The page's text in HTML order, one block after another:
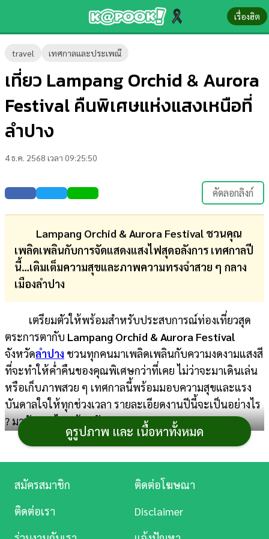
เรื่องฮิต
travel เทศกาลและประเพณี
เที่ยว Lampang Orchid & Aurora
Festival คืนพิเศษแห่งแสงเหนือที่
ลำปาง
4 ธ.ค. 2568 เวลา 09:25:50
คัดลอกลิงก์
Lampang Orchid & Aurora Festival ชวนคุณ
เพลิดเพลินกับการจัดแสดงแสงไฟสุดอลังการ เทศกาลปี
นี้…เติมเต็มความสุขและภาพความทรงจำสวย ๆ กลาง
เมืองลำปาง
เตรียมตัวให้พร้อมสำหรับประสบการณ์ท่องเที่ยวสุด
ตระการตากับ Lampang Orchid & Aurora Festival
จังหวัดลำปาง ชวนทุกคนมาเพลิดเพลินกับความงดงามแสงสี
ที่จะทำให้ค่ำคืนของคุณพิเศษกว่าที่เคย ไม่ว่าจะมาเดินเล่น
หรือเก็บภาพสวย ๆ เทศกาลนี้พร้อมมอบความสุขและแรง
บันดาลใจให้ทุกช่วงเวลา รายละเอียดงานปีนี้จะเป็นอย่างไร
? มาอัปเดตไปพร้อมกันเลย
Lampang Orchid &
Aurora Festival
ดูรูปภาพ และ เนื้อหาทั้งหมด
ข่าว-
ความ
รู้
บันเทิง
ตรวจ
หวย
บอล
สด
การ
การ
ศึกษา
บันเทิง
ดู
หนัง
สมัครสมาชิก
ติดต่อโฆษณา
ติดต่อเรา
Disclaimer